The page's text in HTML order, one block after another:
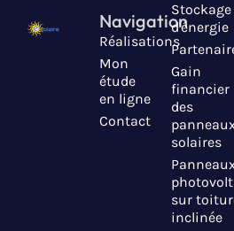
Navigation
Réalisations
Mon
étude
en ligne
Contact
Stockage
d'énergie
Gain
financier
des
solaires
sur
inclinée